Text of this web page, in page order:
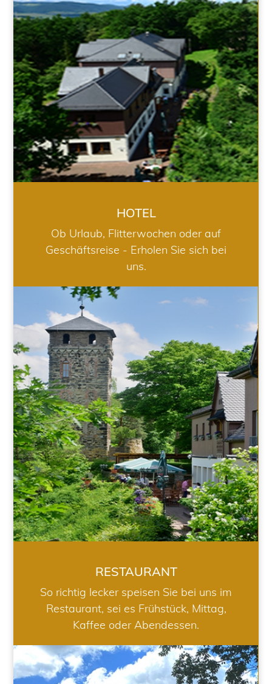
HOTEL
HOTEL
Ob Urlaub, Flitterwochen oder auf
Geschäftsreise - Erholen Sie sich bei
uns.
RESTAURANT
RESTAURANT
So richtig lecker speisen Sie bei uns im
Restaurant, sei es Frühstück, Mittag,
Kaffee oder Abendessen.